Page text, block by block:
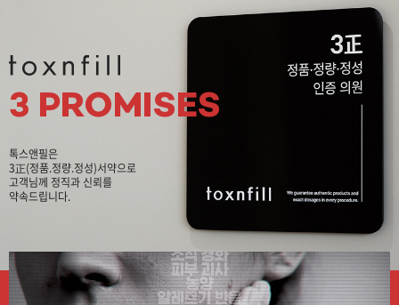
3 PROMISES
톡스앤필은
3正(정품.정량.정성)서약으로
고객님께 정직과 신뢰를
약속드립니다.